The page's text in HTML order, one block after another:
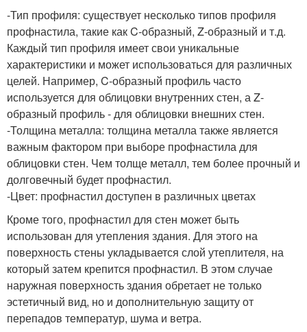
-Тип профиля: существует несколько типов профиля
профнастила, такие как C-образный, Z-образный и т.д.
Каждый тип профиля имеет свои уникальные
характеристики и может использоваться для различных
целей. Например, C-образный профиль часто
используется для облицовки внутренних стен, а Z-
образный профиль - для облицовки внешних стен.
-Толщина металла: толщина металла также является
важным фактором при выборе профнастила для
облицовки стен. Чем толще металл, тем более прочный и
долговечный будет профнастил.
-Цвет: профнастил доступен в различных цветах
Кроме того, профнастил для стен может быть
использован для утепления здания. Для этого на
поверхность стены укладывается слой утеплителя, на
который затем крепится профнастил. В этом случае
наружная поверхность здания обретает не только
эстетичный вид, но и дополнительную защиту от
перепадов температур, шума и ветра.